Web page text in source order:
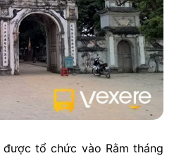
tổ chức vào Rằm tháng